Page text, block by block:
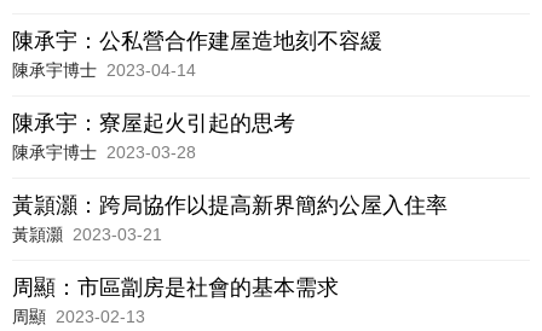
的打手，亦有人云亦云的群眾，也有不
真話，至於是否正確，那就交給時間和
陳承宇：公私營合作建屋造地刻不容緩
陳承宇博士 2023-04-14
陳承宇：寮屋起火引起的思考
陳承宇博士 2023-03-28
黃頴灝：跨局協作以提高新界簡約公屋入住率
黃頴灝 2023-03-21
周顯：市區劏房是社會的基本需求
周顯 2023-02-13